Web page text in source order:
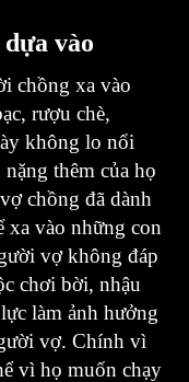
vào
chồng xa vào
rượu chè,
không lo nổi
thêm của họ
chồng đã dành
xa vào những con
vợ không đáp
chơi bời, nhậu
làm ảnh hưởng
vợ. Chính vì
vì họ muốn chạy